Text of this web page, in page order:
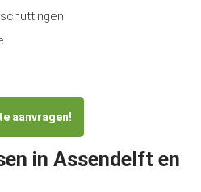
aanvragen!
in Assendelft en